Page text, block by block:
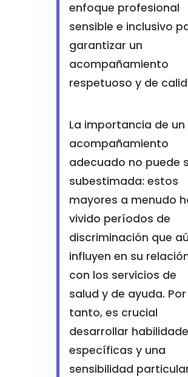
enfoque profesional
sensible e inclusivo
garantizar un
acompañamiento
respetuoso y de
La importancia de un
acompañamiento
adecuado no puede
subestimada: estos
mayores a menudo
vivido períodos de
discriminación que
influyen en su
con los servicios de
salud y de ayuda.
tanto, es crucial
desarrollar
específicas y una
sensibilidad